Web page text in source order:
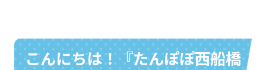
048-631-3721 お問い合わせ
こんにちは！『たんぽぽ西船橋